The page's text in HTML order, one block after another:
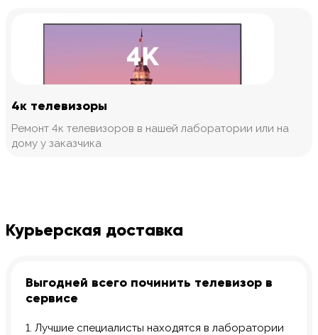
4к телевизоры
Ремонт 4к телевизоров в нашей лаборатории или на
дому у заказчика
Курьерская доставка
Выгодней всего починить телевизор в
сервисе
1. Лучшие специалисты находятся в лаборатории